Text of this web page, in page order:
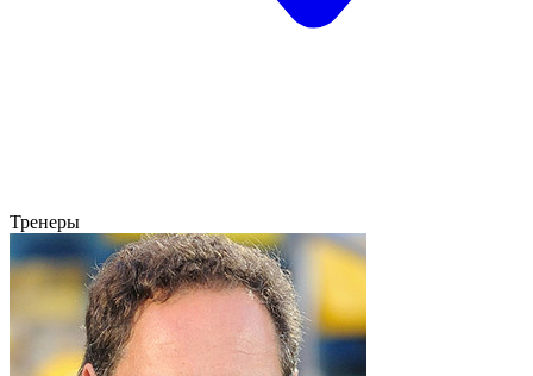
Тренеры